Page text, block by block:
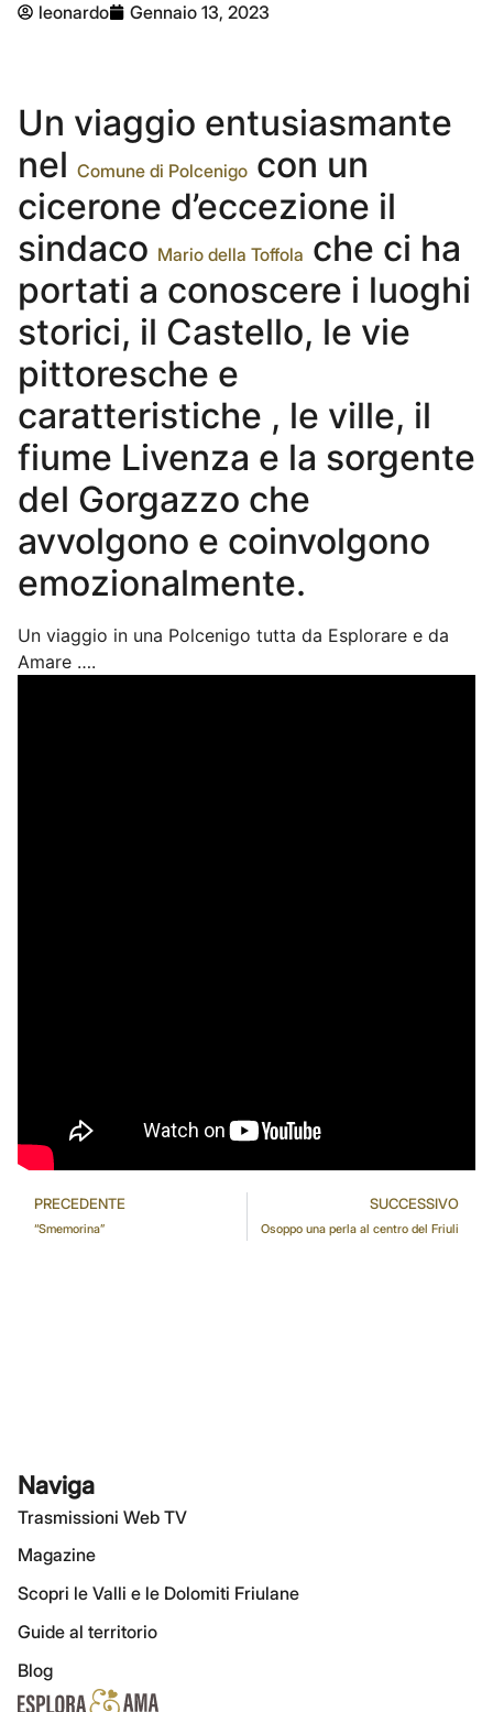
leonardo
Gennaio 13, 2023
Un viaggio entusiasmante
nel Comune di Polcenigo con un
cicerone d’eccezione il
sindaco Mario della Toffola che ci ha
portati a conoscere i luoghi
storici, il Castello, le vie
pittoresche e
caratteristiche , le ville, il
fiume Livenza e la sorgente
del Gorgazzo che
avvolgono e coinvolgono
emozionalmente.
Un viaggio in una Polcenigo tutta da Esplorare e da
Amare ….
PRECEDENTE
“Smemorina”
SUCCESSIVO
Osoppo una perla al centro del Friuli
Naviga
Trasmissioni Web TV
Magazine
Scopri le Valli e le Dolomiti Friulane
Guide al territorio
Blog